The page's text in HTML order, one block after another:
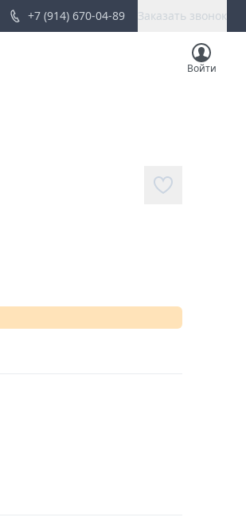
+7 (914) 670-04-89 Заказать звонок
Войти